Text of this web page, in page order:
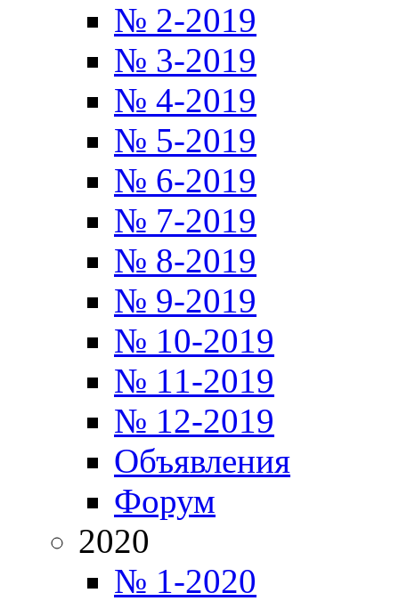
№ 2-2019
№ 3-2019
№ 4-2019
№ 5-2019
№ 6-2019
№ 7-2019
№ 8-2019
№ 9-2019
№ 10-2019
№ 11-2019
№ 12-2019
Объявления
Форум
2020
№ 1-2020